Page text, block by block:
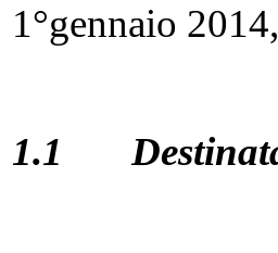
1°gennaio 2014,
1.1